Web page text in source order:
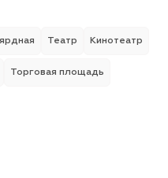
Театр Кинотеатр
Торговая площадь